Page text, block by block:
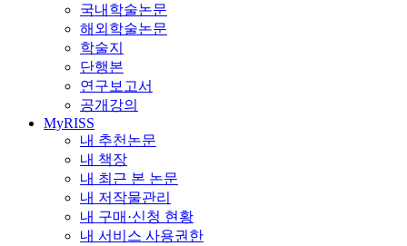
국내학술논문
해외학술논문
학술지
단행본
연구보고서
공개강의
MyRISS
내 추천논문
내 책장
내 최근 본 논문
내 저작물관리
내 구매·신청 현황
내 서비스 사용권한